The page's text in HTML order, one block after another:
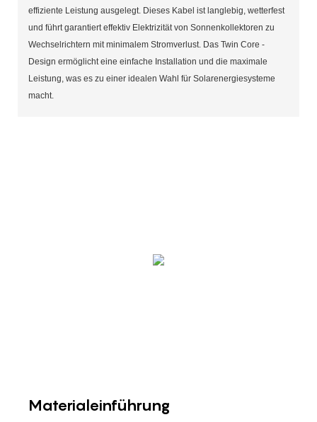
effiziente Leistung ausgelegt. Dieses Kabel ist langlebig, wetterfest
und führt garantiert effektiv Elektrizität von Sonnenkollektoren zu
Wechselrichtern mit minimalem Stromverlust. Das Twin Core -
Design ermöglicht eine einfache Installation und die maximale
Leistung, was es zu einer idealen Wahl für Solarenergiesysteme
macht.
Materialeinführung